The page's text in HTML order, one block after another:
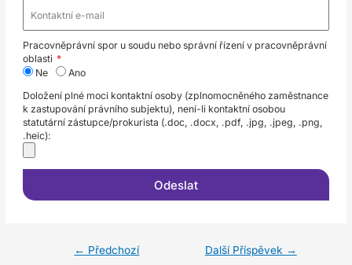
Pracovněprávní spor u soudu nebo správní řízení v pracovněprávní
oblasti
Ne
Ano
Doložení plné moci kontaktní osoby (zplnomocněného zaměstnance
k zastupování právního subjektu), není-li kontaktní osobou
statutární zástupce/prokurista (.doc, .docx, .pdf, .jpg, .jpeg, .png,
.heic):
Odeslat
← Předchozí
Další Příspěvek →